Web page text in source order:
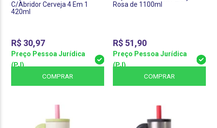
C/Abridor Cerveja 4 Em 1
420ml
R$ 30,97
Preço Pessoa Jurídica
(PJ)
COMPRAR
Rosa de 1100ml
R$ 51,90
Preço Pessoa Jurídica
(PJ)
COMPRAR